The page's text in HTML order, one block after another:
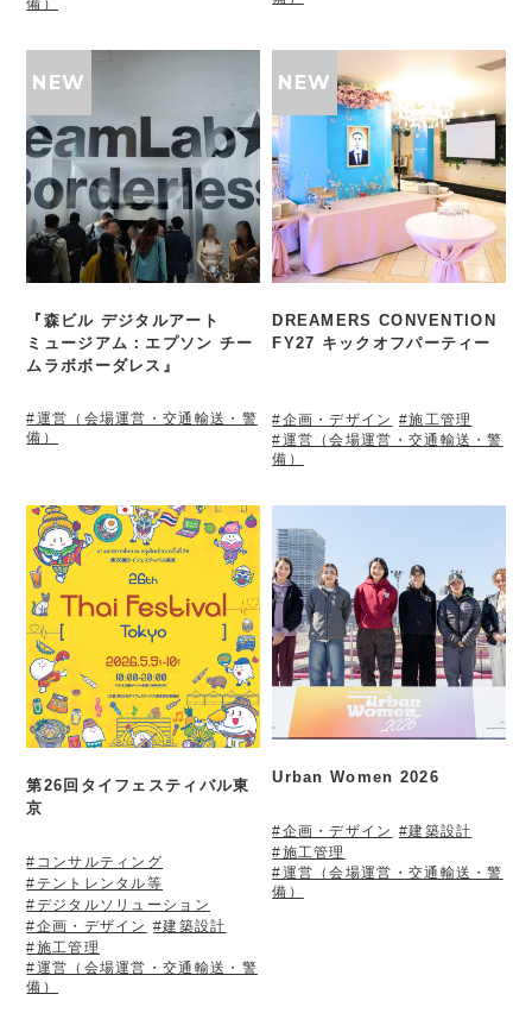
備）
『森ビル デジタルアート
ミュージアム：エプソン チー
ムラボボーダレス』
#運営（会場運営・交通輸送・警
備）
DREAMERS CONVENTION
FY27 キックオフパーティー
#企画・デザイン #施工管理
#運営（会場運営・交通輸送・警
備）
第26回タイフェスティバル東
京
#コンサルティング
#テントレンタル等
#デジタルソリューション
#企画・デザイン #建築設計
#施工管理
#運営（会場運営・交通輸送・警
備）
Urban Women 2026
#企画・デザイン #建築設計
#施工管理
#運営（会場運営・交通輸送・警
備）